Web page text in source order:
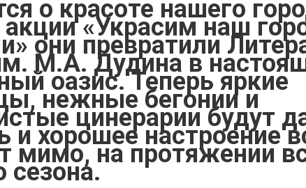
о красоте нашего
«Украсим наш
они превратили
М.А. Дудина в
оазис. Теперь яркие
нежные бегонии и
цинерарии будут
и хорошее настроение
мимо, на протяжении
сезона.